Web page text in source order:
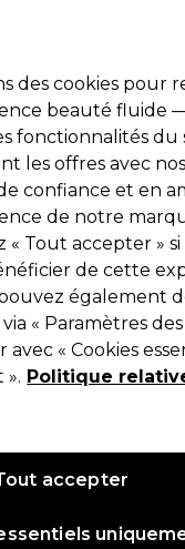
Se
Coiffure Electro et
Livraison et délais
lire la suite
TNA
texturisant
des cookies pour
beauté fluide
fonctionnalités du
les offres avec nos
confiance et en
de notre
« Tout accepter » si
de cette
également
« Paramètres des
« Cookies
Politique
accepter